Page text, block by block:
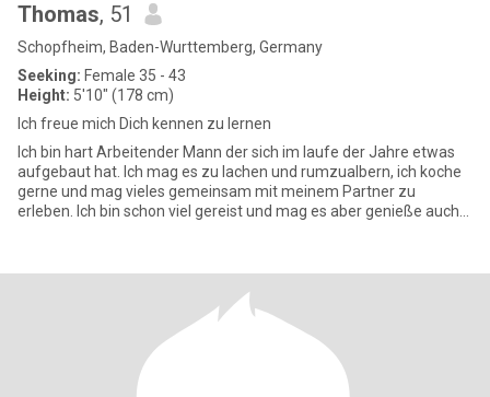
Thomas, 51
Schopfheim, Baden-Wurttemberg, Germany
Seeking: Female 35 - 43
Height: 5'10" (178 cm)
Ich freue mich Dich kennen zu lernen
Ich bin hart Arbeitender Mann der sich im laufe der Jahre etwas
aufgebaut hat. Ich mag es zu lachen und rumzualbern, ich koche
gerne und mag vieles gemeinsam mit meinem Partner zu
erleben. Ich bin schon viel gereist und mag es aber genieße auch